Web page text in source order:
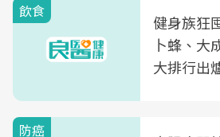
飲食
健身族狂
卜蜂、大
大排行出
防癌